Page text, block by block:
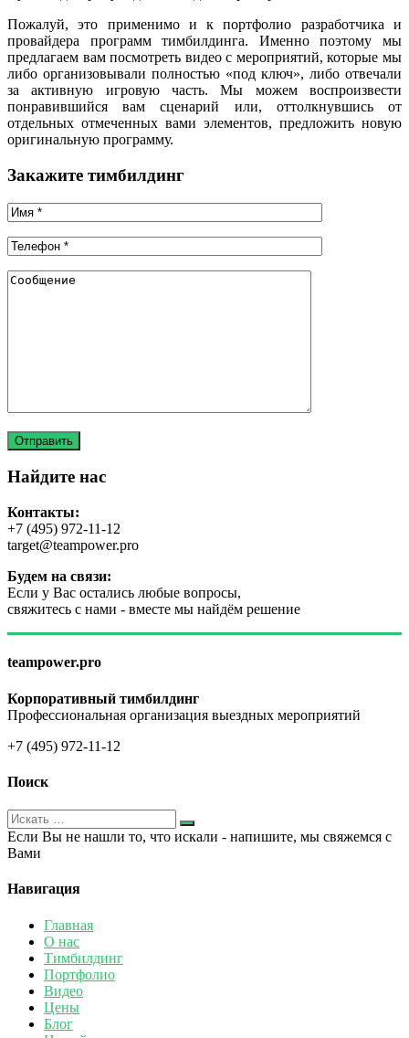
Пожалуй, это применимо и к портфолио разработчика и
провайдера программ тимбилдинга. Именно поэтому мы
предлагаем вам посмотреть видео с мероприятий, которые мы
либо организовывали полностью «под ключ», либо отвечали
за активную игровую часть. Мы можем воспроизвести
понравившийся вам сценарий или, оттолкнувшись от
отдельных отмеченных вами элементов, предложить новую
оригинальную программу.
Закажите тимбилдинг
Найдите нас
Контакты:
+7 (495) 972-11-12
target@teampower.pro
Будем на связи:
Если у Вас остались любые вопросы,
свяжитесь с нами - вместе мы найдём решение
teampower.pro
Корпоративный тимбилдинг
Профессиональная организация выездных мероприятий
+7 (495) 972-11-12
Поиск
Если Вы не нашли то, что искали - напишите, мы свяжемся с
Вами
Навигация
Главная
О нас
Тимбилдинг
Портфолио
Видео
Цены
Блог